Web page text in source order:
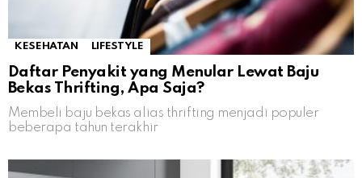
KESEHATAN LIFESTYLE
Daftar Penyakit yang Menular Lewat Baju
Bekas Thrifting, Apa Saja?
Membeli baju bekas alias thrifting menjadi populer
beberapa tahun terakhir